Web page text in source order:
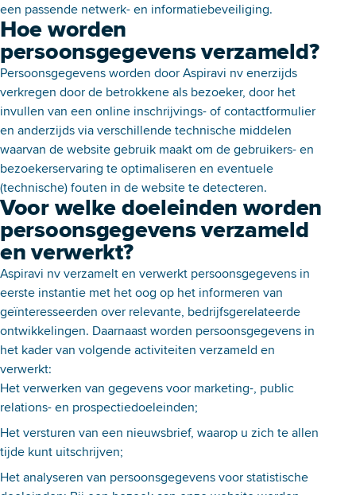
een passende netwerk- en informatiebeveiliging.
Hoe worden
persoonsgegevens verzameld?
Persoonsgegevens worden door Aspiravi nv enerzijds
verkregen door de betrokkene als bezoeker, door het
invullen van een online inschrijvings- of contactformulier
en anderzijds via verschillende technische middelen
waarvan de website gebruik maakt om de gebruikers- en
bezoekerservaring te optimaliseren en eventuele
(technische) fouten in de website te detecteren.
Voor welke doeleinden worden
persoonsgegevens verzameld
en verwerkt?
Aspiravi nv verzamelt en verwerkt persoonsgegevens in
eerste instantie met het oog op het informeren van
geïnteresseerden over relevante, bedrijfsgerelateerde
ontwikkelingen. Daarnaast worden persoonsgegevens in
het kader van volgende activiteiten verzameld en
verwerkt:
Het verwerken van gegevens voor marketing-, public
relations- en prospectiedoeleinden;
Het versturen van een nieuwsbrief, waarop u zich te allen
tijde kunt uitschrijven;
Het analyseren van persoonsgegevens voor statistische